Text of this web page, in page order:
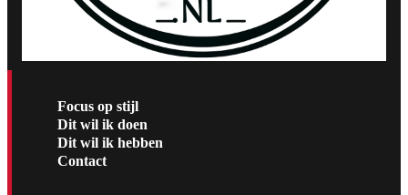
Focus op stijl
Dit wil ik doen
Dit wil ik hebben
Contact